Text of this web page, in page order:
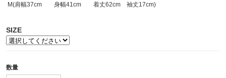
M(肩幅37cm 身幅41cm 着丈62cm 袖丈17cm)
SIZE
数量